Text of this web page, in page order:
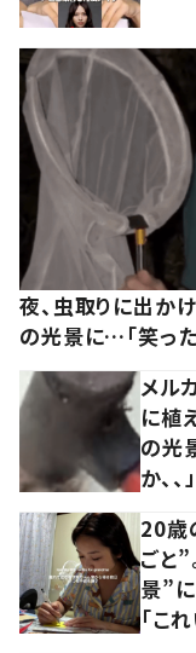
夜、虫取りに出か
の光景に…「笑った
メル
に植
の光
か、、
20歳
ごと
景”
「こ